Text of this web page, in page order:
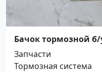
Бачок тормозной б/
Краснодар
Запчасти
Тормозная система